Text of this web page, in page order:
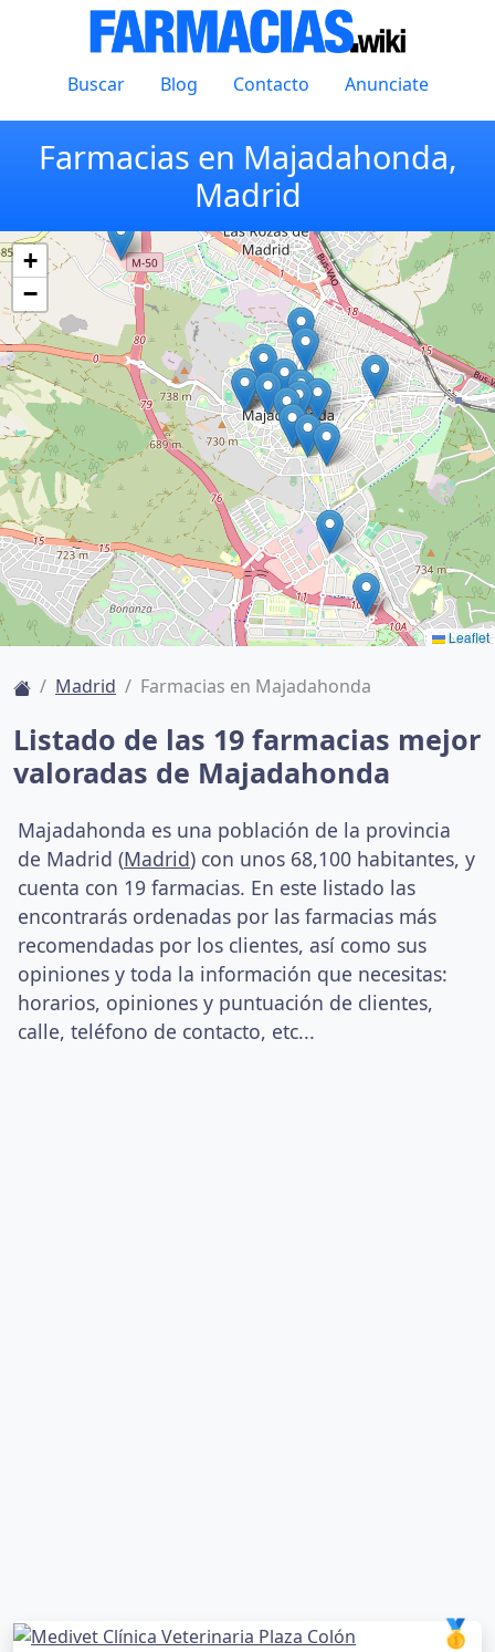
Buscar Blog Contacto Anunciate
Farmacias en Majadahonda,
Madrid
+
−
Leaflet
Madrid Farmacias en Majadahonda
Listado de las 19 farmacias mejor
valoradas de Majadahonda
Majadahonda es una población de la provincia
de Madrid (Madrid) con unos 68,100 habitantes, y
cuenta con 19 farmacias. En este listado las
encontrarás ordenadas por las farmacias más
recomendadas por los clientes, así como sus
opiniones y toda la información que necesitas:
horarios, opiniones y puntuación de clientes,
calle, teléfono de contacto, etc...
🥇